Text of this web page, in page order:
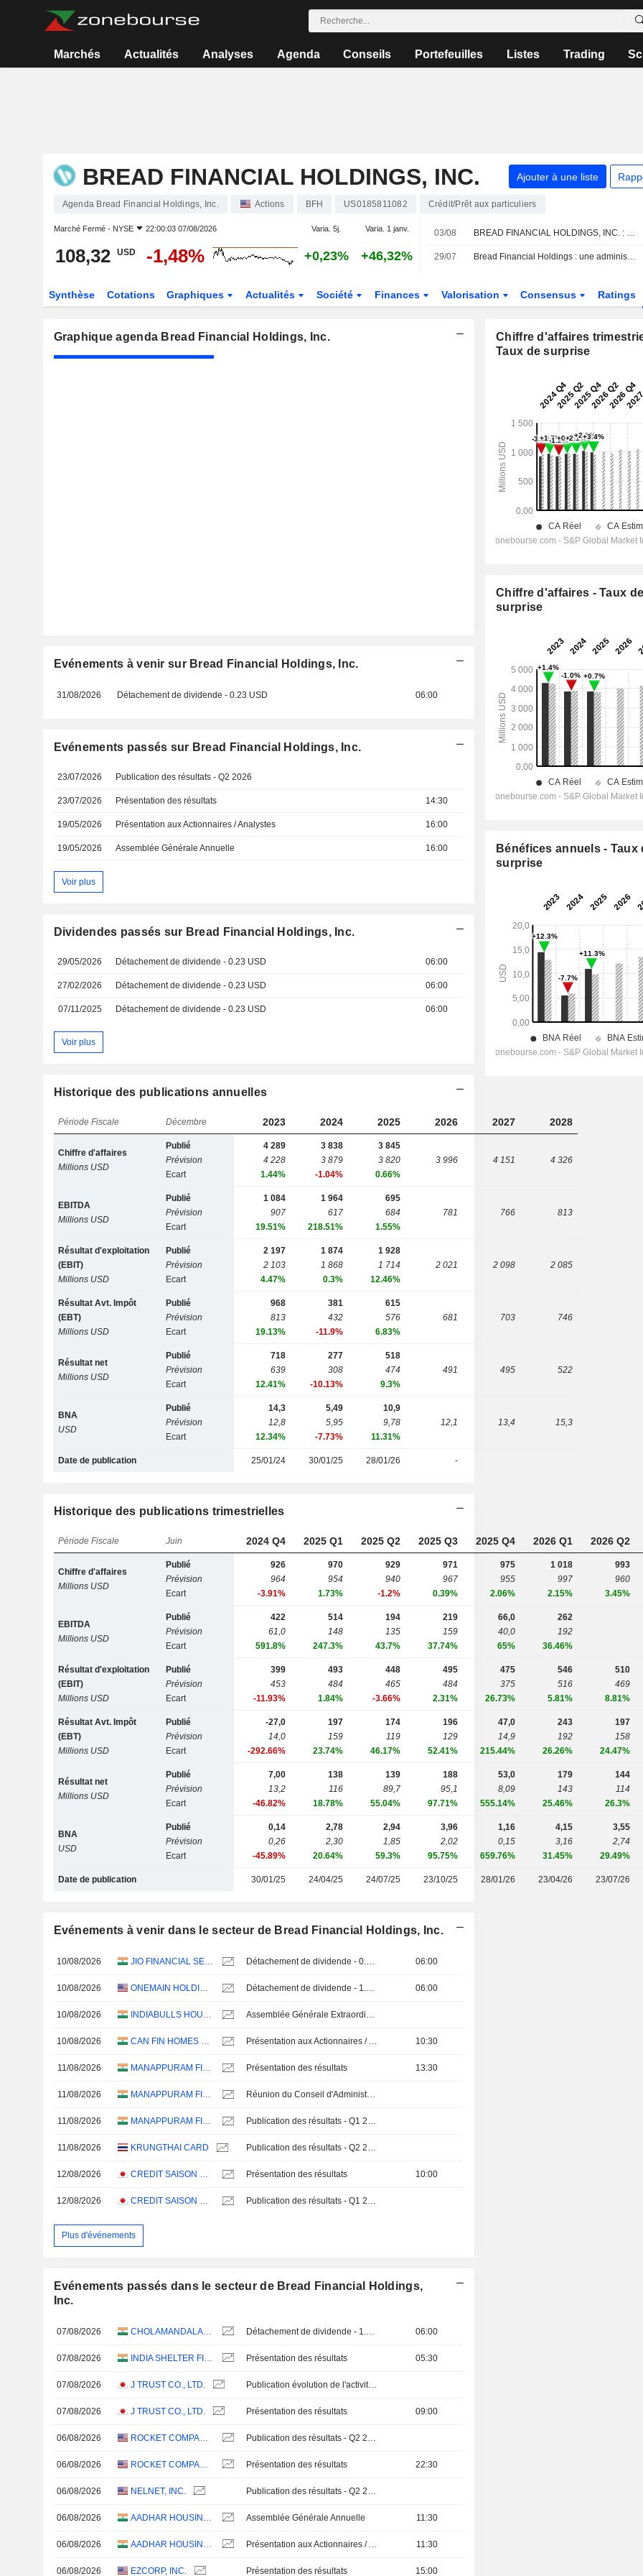
Marchés Actualités Analyses Agenda Conseils Portefeuilles Listes Trading
BREAD FINANCIAL HOLDINGS, INC. Ajouter à une liste
Agenda Bread Financial Holdings, Inc. Actions BFH US0185811082 Crédit/Prêt aux particuliers
Marché Fermé - NYSE 22:00:03 07/08/2026 Varia. 5j. Varia. 1 janv.
108,32 USD -1,48% +0,23% +46,32%
03/08 BREAD FINANCIAL HOLDINGS, INC. : UBS toujours positif
29/07 Bread Financial Holdings : une administratrice cède des actions pour un montant de 297 348 $, selon une déclaration à la SEC
Synthèse Cotations Graphiques Actualités Société Finances Valorisation Consensus Ratings
Graphique agenda Bread Financial Holdings, Inc.
Evénements à venir sur Bread Financial Holdings, Inc.
31/08/2026 Détachement de dividende - 0.23 USD 06:00
Evénements passés sur Bread Financial Holdings, Inc.
23/07/2026 Publication des résultats - Q2 2026
23/07/2026 Présentation des résultats 14:30
19/05/2026 Présentation aux Actionnaires / Analystes 16:00
19/05/2026 Assemblée Générale Annuelle 16:00
Voir plus
Dividendes passés sur Bread Financial Holdings, Inc.
29/05/2026 Détachement de dividende - 0.23 USD 06:00
27/02/2026 Détachement de dividende - 0.23 USD 06:00
07/11/2025 Détachement de dividende - 0.23 USD 06:00
Voir plus
Historique des publications annuelles
Période Fiscale Décembre 2023 2024 2025 2026 2027 2028
Chiffre d'affaires
Millions USD
Publié
Prévision
Ecart
4 289
4 228
1.44%
3 838
3 879
-1.04%
3 845
3 820
0.66%
3 996 4 151 4 326
EBITDA
Millions USD
Publié
Prévision
Ecart
1 084
907
19.51%
1 964
617
218.51%
695
684
1.55%
781 766 813
Résultat d'exploitation
(EBIT)
Millions USD
Publié
Prévision
Ecart
2 197
2 103
4.47%
1 874
1 868
0.3%
1 928
1 714
12.46%
2 021 2 098 2 085
Résultat Avt. Impôt
(EBT)
Millions USD
Publié
Prévision
Ecart
968
813
19.13%
381
432
-11.9%
615
576
6.83%
681 703 746
Résultat net
Millions USD
Publié
Prévision
Ecart
718
639
12.41%
277
308
-10.13%
518
474
9.3%
491 495 522
BNA
USD
Publié
Prévision
Ecart
14,3
12,8
12.34%
5,49
5,95
-7.73%
10,9
9,78
11.31%
12,1 13,4 15,3
Date de publication 25/01/24 30/01/25 28/01/26 -
Historique des publications trimestrielles
Période Fiscale Juin 2024 Q4 2025 Q1 2025 Q2 2025 Q3 2025 Q4 2026 Q1 2026 Q2
Chiffre d'affaires
Millions USD
Publié
Prévision
Ecart
926
964
-3.91%
970
954
1.73%
929
940
-1.2%
971
967
0.39%
975
955
2.06%
1 018
997
2.15%
993
960
3.45%
EBITDA
Millions USD
Publié
Prévision
Ecart
422
61,0
591.8%
514
148
247.3%
194
135
43.7%
219
159
37.74%
66,0
40,0
65%
262
192
36.46%
Résultat d'exploitation
(EBIT)
Millions USD
Publié
Prévision
Ecart
399
453
-11.93%
493
484
1.84%
448
465
-3.66%
495
484
2.31%
475
375
26.73%
546
516
5.81%
510
469
8.81%
Résultat Avt. Impôt
(EBT)
Millions USD
Publié
Prévision
Ecart
-27,0
14,0
-292.66%
197
159
23.74%
174
119
46.17%
196
129
52.41%
47,0
14,9
215.44%
243
192
26.26%
197
158
24.47%
Résultat net
Millions USD
Publié
Prévision
Ecart
7,00
13,2
-46.82%
138
116
18.78%
139
89,7
55.04%
188
95,1
97.71%
53,0
8,09
555.14%
179
143
25.46%
144
114
26.3%
BNA
USD
Publié
Prévision
Ecart
0,14
0,26
-45.89%
2,78
2,30
20.64%
2,94
1,85
59.3%
3,96
2,02
95.75%
1,16
0,15
659.76%
4,15
3,16
31.45%
3,55
2,74
29.49%
Date de publication 30/01/25 24/04/25 24/07/25 23/10/25 28/01/26 23/04/26 23/07/26
Evénements à venir dans le secteur de Bread Financial Holdings, Inc.
10/08/2026 JIO FINANCIAL SERVICES LIMITED Détachement de dividende - 0.6 INR 06:00
10/08/2026 ONEMAIN HOLDINGS, INC. Détachement de dividende - 1.05 USD 06:00
10/08/2026 INDIABULLS HOUSING FINANCE LIMITED Assemblée Générale Extraordinaire
10/08/2026 CAN FIN HOMES LIMITED Présentation aux Actionnaires / Analystes 10:30
11/08/2026 MANAPPURAM FINANCE LIMITED Présentation des résultats 13:30
11/08/2026 MANAPPURAM FINANCE LIMITED Réunion du Conseil d'Administration
11/08/2026 MANAPPURAM FINANCE LIMITED Publication des résultats - Q1 2027
11/08/2026 KRUNGTHAI CARD Publication des résultats - Q2 2026
12/08/2026 CREDIT SAISON CO., LTD. Présentation des résultats 10:00
12/08/2026 CREDIT SAISON CO., LTD. Publication des résultats - Q1 2027
Plus d'événements
Evénements passés dans le secteur de Bread Financial Holdings,
Inc.
07/08/2026 06:00
07/08/2026 Présentation des résultats 05:30
07/08/2026 J TRUST CO., LTD.
07/08/2026 J TRUST CO., LTD. Présentation des résultats 09:00
06/08/2026
06/08/2026 Présentation des résultats 22:30
06/08/2026 NELNET, INC.
06/08/2026 Assemblée Générale Annuelle 11:30
06/08/2026 11:30
06/08/2026 EZCORP, INC. Présentation des résultats 15:00
Chiffre d'affaires
Taux de surprise
Chiffre d'affaires - Taux de
surprise
Bénéfices annuels - Taux
surprise